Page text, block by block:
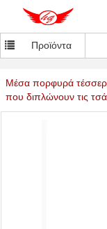
Προϊόντα
Μέσα πορφυρά
που διπλώνουν τις